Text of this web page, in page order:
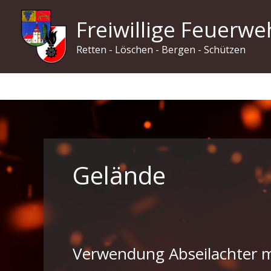
Inhalt
springen
Freiwillige
Retten - Löschen - Bergen - Schützen
Gelände
Verwendung Abseilachter